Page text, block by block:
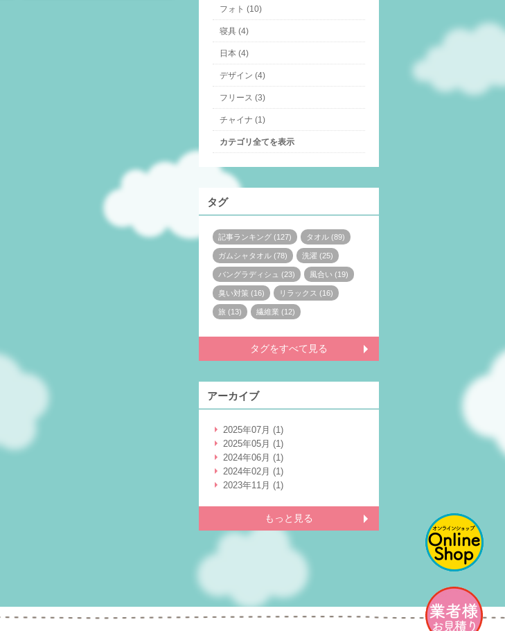
フォト (10)
寝具 (4)
日本 (4)
デザイン (4)
フリース (3)
チャイナ (1)
カテゴリ全てを表示
タグ
記事ランキング (127) タオル (89)
ガムシャタオル (78) 洗濯 (25)
バングラディシュ (23) 風合い (19)
臭い対策 (16) リラックス (16)
旅 (13) 繊維業 (12)
タグをすべて見る
アーカイブ
2025年07月 (1)
2025年05月 (1)
2024年06月 (1)
2024年02月 (1)
2023年11月 (1)
もっと見る